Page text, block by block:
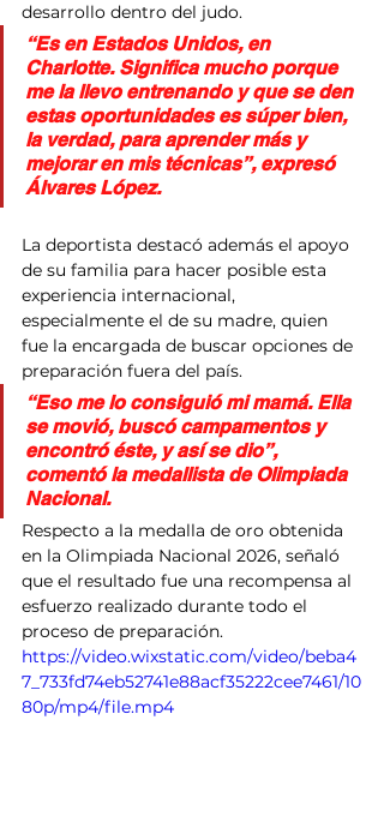
desarrollo dentro del judo.
“Es en Estados Unidos, en
Charlotte. Significa mucho porque
me la llevo entrenando y que se den
estas oportunidades es súper bien,
la verdad, para aprender más y
mejorar en mis técnicas”, expresó
Álvares López.
La deportista destacó además el apoyo
de su familia para hacer posible esta
experiencia internacional,
especialmente el de su madre, quien
fue la encargada de buscar opciones de
preparación fuera del país.
“Eso me lo consiguió mi mamá. Ella
se movió, buscó campamentos y
encontró éste, y así se dio”,
comentó la medallista de Olimpiada
Nacional.
Respecto a la medalla de oro obtenida
en la Olimpiada Nacional 2026, señaló
que el resultado fue una recompensa al
esfuerzo realizado durante todo el
proceso de preparación.
https://video.wixstatic.com/video/beba4
7_733fd74eb52741e88acf35222cee7461/10
80p/mp4/file.mp4